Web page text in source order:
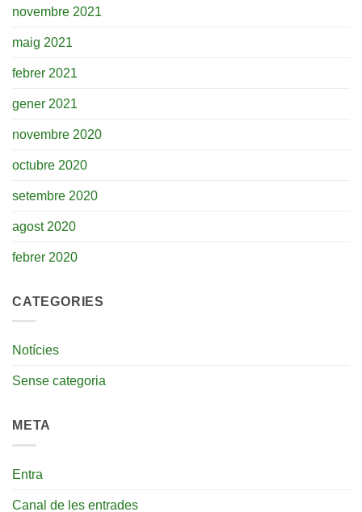
novembre 2021
maig 2021
febrer 2021
gener 2021
novembre 2020
octubre 2020
setembre 2020
agost 2020
febrer 2020
CATEGORIES
Notícies
Sense categoria
META
Entra
Canal de les entrades